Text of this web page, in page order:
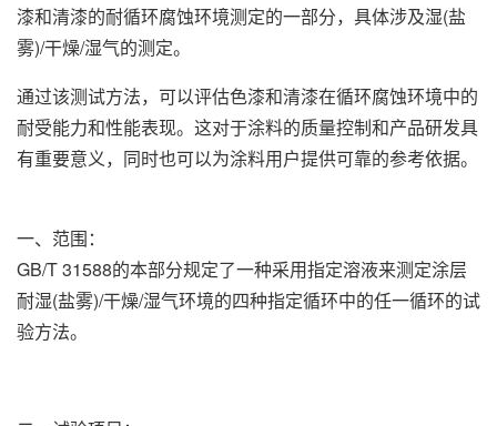
漆和清漆的耐循环腐蚀环境测定的一部分，具体涉及湿(盐
雾)/干燥/湿气的测定。
通过该测试方法，可以评估色漆和清漆在循环腐蚀环境中的
耐受能力和性能表现。这对于涂料的质量控制和产品研发具
有重要意义，同时也可以为涂料用户提供可靠的参考依据。
一、范围：
GB/T 31588的本部分规定了一种采用指定溶液来测定涂层
耐湿(盐雾)/干燥/湿气环境的四种指定循环中的任一循环的试
验方法。